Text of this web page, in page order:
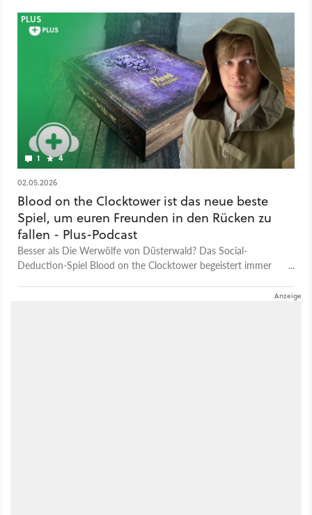
1 4
PLUS
02.05.2026
Blood on the Clocktower ist das neue beste
Spiel, um euren Freunden in den Rücken zu
fallen - Plus-Podcast
Besser als Die Werwölfe von Düsterwald? Das Social-
Deduction-Spiel Blood on the Clocktower begeistert immer